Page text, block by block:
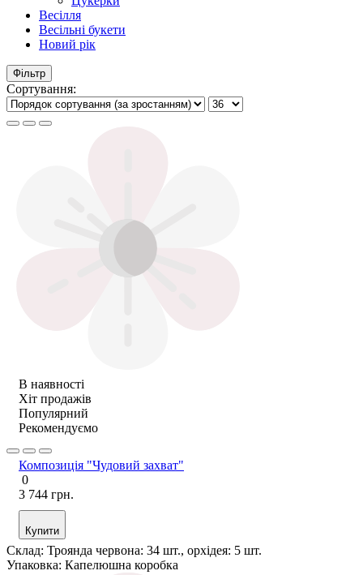
Весілля
Весільні букети
Новий рік
Фільтр
Сортування:
В наявності
Хіт продажів
Популярний
Рекомендуємо
Композиція "Чудовий захват"
0
3 744 грн.
Купити
Склад: Троянда червона: 34 шт., орхідея: 5 шт.
Упаковка: Капелюшна коробка